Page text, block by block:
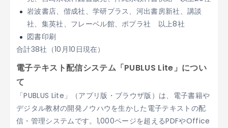
岩波書店、偕成社、学研プラス、河出書房新社、講談
社、集英社、フレーベル館、ポプラ社 以上8社
図書印刷
合計38社（10月10日現在）
電子テキスト配信システム「PUBLUS Lite」につい
て
「PUBLUS Lite」（アプリ版・ブラウザ版）は、電子書籍や
デジタル教材の開発ノウハウを生かした電子テキストの配
信・管理システムです。1,000ページを超えるPDFやOffice